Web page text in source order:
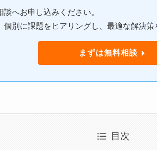
へお申し込みください。
個別に課題をヒアリングし、最適な解決策
まずは無料相談
目次